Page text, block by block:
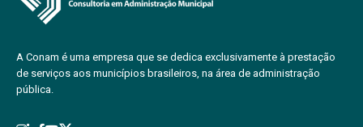
A Conam é uma empresa que se dedica exclusivamente à prestação
de serviços aos municípios brasileiros, na área de administração
pública.